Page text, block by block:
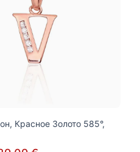
Красное Золото 585°,